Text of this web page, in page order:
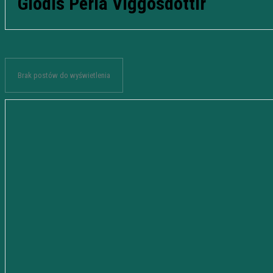
Brak postów do wyświetlenia